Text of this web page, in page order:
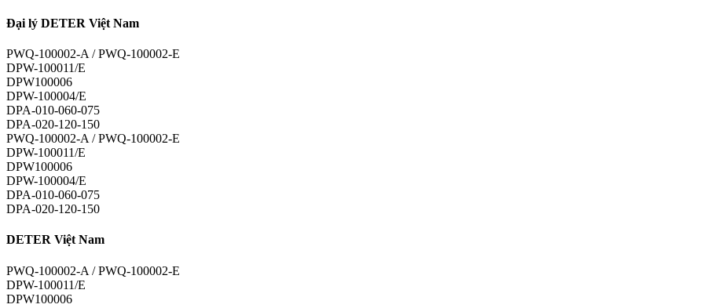
Đại lý DETER Việt Nam
PWQ-100002-A / PWQ-100002-E
DPW-100011/E
DPW100006
DPW-100004/E
DPA-010-060-075
DPA-020-120-150
PWQ-100002-A / PWQ-100002-E
DPW-100011/E
DPW100006
DPW-100004/E
DPA-010-060-075
DPA-020-120-150
DETER Việt Nam
PWQ-100002-A / PWQ-100002-E
DPW-100011/E
DPW100006